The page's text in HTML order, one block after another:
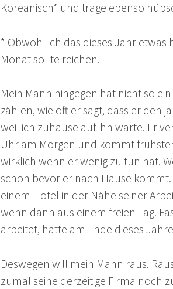
Koreanisch* und trage ebenso
* Obwohl ich das dieses Jahr
Monat sollte reichen.
Mein Mann hingegen hat nicht so
zählen, wie oft er sagt, dass er den
weil ich zuhause auf ihn warte. Er
Uhr am Morgen und kommt
wirklich wenn er wenig zu tun hat.
schon bevor er nach Hause
einem Hotel in der Nähe seiner
wenn dann aus einem freien Tag.
arbeitet, hatte am Ende dieses
Deswegen will mein Mann raus.
zumal seine derzeitige Firma noch